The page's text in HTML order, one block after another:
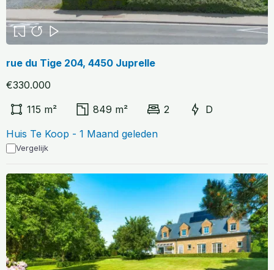
rue du Tige 204, 4450 Juprelle
€330.000
115 m²
849 m² 2
D
Huis Te Koop - 1 Maand geleden
Vergelijk